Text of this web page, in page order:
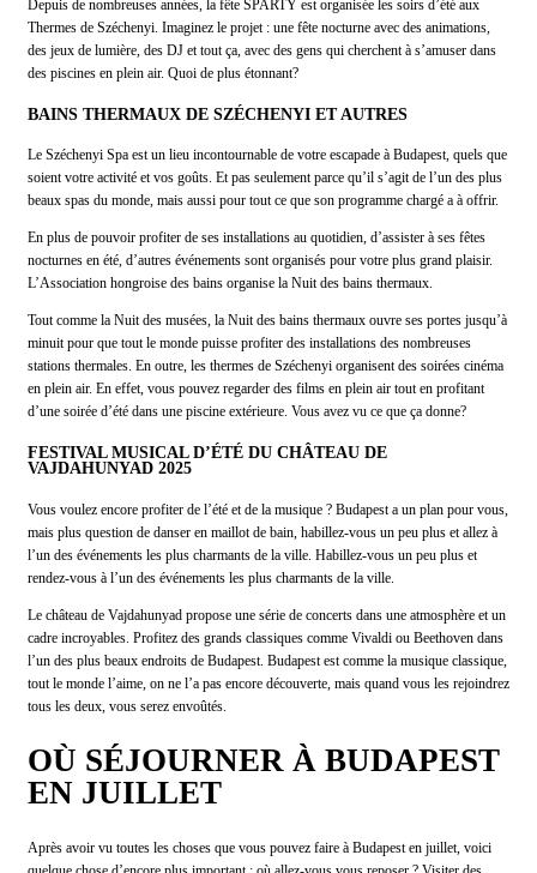
Depuis de nombreuses années, la fête SPARTY est organisée les soirs d’été aux
Thermes de Széchenyi. Imaginez le projet : une fête nocturne avec des animations,
des jeux de lumière, des DJ et tout ça, avec des gens qui cherchent à s’amuser dans
des piscines en plein air. Quoi de plus étonnant?
BAINS THERMAUX DE SZÉCHENYI ET AUTRES
Le Széchenyi Spa est un lieu incontournable de votre escapade à Budapest, quels que
soient votre activité et vos goûts. Et pas seulement parce qu’il s’agit de l’un des plus
beaux spas du monde, mais aussi pour tout ce que son programme chargé a à offrir.
En plus de pouvoir profiter de ses installations au quotidien, d’assister à ses fêtes
nocturnes en été, d’autres événements sont organisés pour votre plus grand plaisir.
L’Association hongroise des bains organise la Nuit des bains thermaux.
Tout comme la Nuit des musées, la Nuit des bains thermaux ouvre ses portes jusqu’à
minuit pour que tout le monde puisse profiter des installations des nombreuses
stations thermales. En outre, les thermes de Széchenyi organisent des soirées cinéma
en plein air. En effet, vous pouvez regarder des films en plein air tout en profitant
d’une soirée d’été dans une piscine extérieure. Vous avez vu ce que ça donne?
FESTIVAL MUSICAL D’ÉTÉ DU CHÂTEAU DE
VAJDAHUNYAD 2025
Vous voulez encore profiter de l’été et de la musique ? Budapest a un plan pour vous,
mais plus question de danser en maillot de bain, habillez-vous un peu plus et allez à
l’un des événements les plus charmants de la ville. Habillez-vous un peu plus et
rendez-vous à l’un des événements les plus charmants de la ville.
Le château de Vajdahunyad propose une série de concerts dans une atmosphère et un
cadre incroyables. Profitez des grands classiques comme Vivaldi ou Beethoven dans
l’un des plus beaux endroits de Budapest. Budapest est comme la musique classique,
tout le monde l’aime, on ne l’a pas encore découverte, mais quand vous les rejoindrez
tous les deux, vous serez envoûtés.
OÙ SÉJOURNER À BUDAPEST
EN JUILLET
Après avoir vu toutes les choses que vous pouvez faire à Budapest en juillet, voici